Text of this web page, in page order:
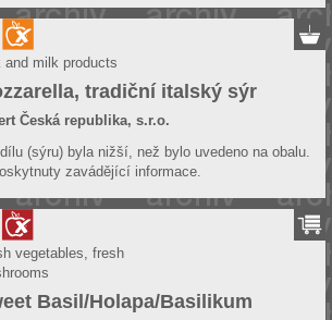
and milk products
tradiční italský sýr
Česká republika, s.r.o.
(sýru) byla nižší, než bylo uvedeno na obalu.
zavádějící informace.
vegetables, fresh
Basil/Holapa/Basilikum